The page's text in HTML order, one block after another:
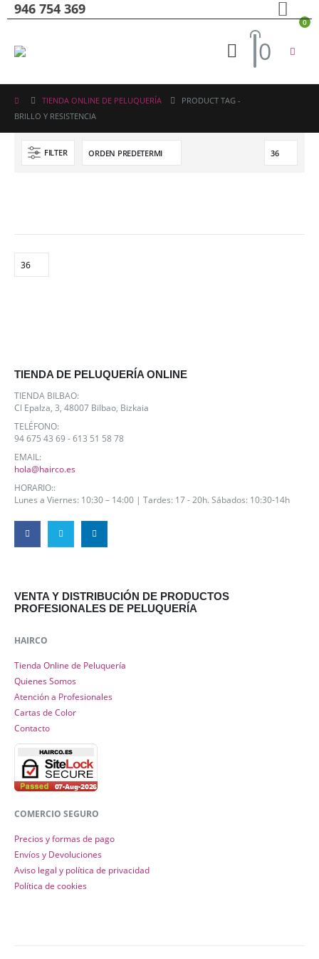
946 754 369
0
0
TIENDA ONLINE DE PELUQUERÍA
PRODUCT TAG -
BRILLO Y RESISTENCIA
FILTER
TIENDA DE PELUQUERÍA ONLINE
TIENDA BILBAO:
Cl Epalza, 3, 48007 Bilbao, Bizkaia
TELÉFONO:
94 675 43 69 - 613 51 58 78
EMAIL:
hola@hairco.es
HORARIO::
Lunes a Viernes: 10:30 – 14:00 | Tardes: 17 - 20h. Sábados: 10:30-14h
VENTA Y DISTRIBUCIÓN DE PRODUCTOS
PROFESIONALES DE PELUQUERÍA
HAIRCO
Tienda Online de Peluquería
Quienes Somos
Atención a Profesionales
Cartas de Color
Contacto
COMERCIO SEGURO
Precios y formas de pago
Envíos y Devoluciones
Aviso legal y política de privacidad
Política de cookies